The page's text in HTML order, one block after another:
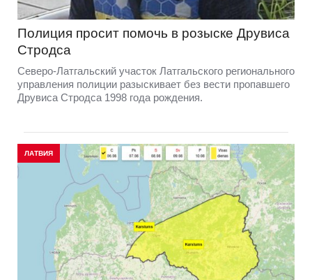
Полиция просит помочь в розыске Друвиса
Стродса
Северо-Латгальский участок Латгальского регионального
управления полиции разыскивает без вести пропавшего
Друвиса Стродса 1998 года рождения.
ЛАТВИЯ